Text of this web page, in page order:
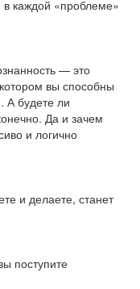
каждой «проблеме»
— это
вы способны
А будете ли
Да и зачем
и логично
и делаете, станет
поступите